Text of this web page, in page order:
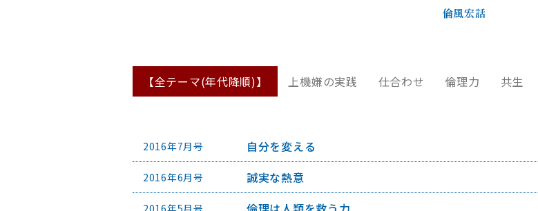
倫風宏話
【全テーマ(年代降順)】 上機嫌の実践 仕合わせ 倫理力 共生
2016年7月号 自分を変える
2016年6月号 誠実な熱意
2016年5月号